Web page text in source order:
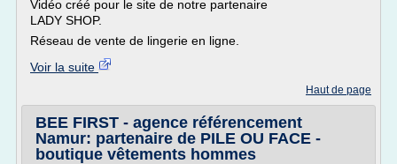
Vidéo créé pour le site de notre partenaire
LADY SHOP.
Réseau de vente de lingerie en ligne.
Voir la suite
Haut de page
BEE FIRST - agence référencement
Namur: partenaire de PILE OU FACE -
boutique vêtements hommes